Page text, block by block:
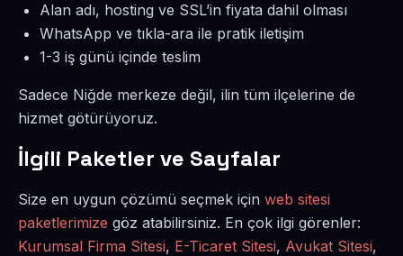
Alan adı, hosting ve SSL’in fiyata dahil olması
WhatsApp ve tıkla-ara ile pratik iletişim
1-3 iş günü içinde teslim
Sadece Niğde merkeze değil, ilin tüm ilçelerine de
hizmet götürüyoruz.
İlgili Paketler ve Sayfalar
Size en uygun çözümü seçmek için web sitesi
paketlerimize göz atabilirsiniz. En çok ilgi görenler:
Kurumsal Firma Sitesi, E-Ticaret Sitesi, Avukat Sitesi,